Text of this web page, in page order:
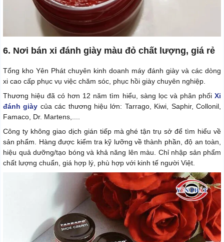
6. Nơi bán xi đánh giày màu đỏ chất lượng, giá rẻ
Tổng kho Yên Phát chuyên kinh doanh máy đánh giày và các dòng
xi cao cấp phục vụ việc chăm sóc, phục hồi giày chuyên nghiệp.
Thương hiệu đã có hơn 12 năm tìm hiểu, sàng lọc và phân phối Xi
đánh giày của các thương hiệu lớn: Tarrago, Kiwi, Saphir, Collonil,
Famaco, Dr. Martens,....
Công ty không giao dịch gián tiếp mà ghé tận trụ sở để tìm hiểu về
sản phẩm. Hàng được kiểm tra kỹ lưỡng về thành phần, độ an toàn,
hiệu quả dưỡng/tạo bóng và khả năng lên màu. Chỉ nhập sản phẩm
chất lượng chuẩn, giá hợp lý, phù hợp với kinh tế người Việt.